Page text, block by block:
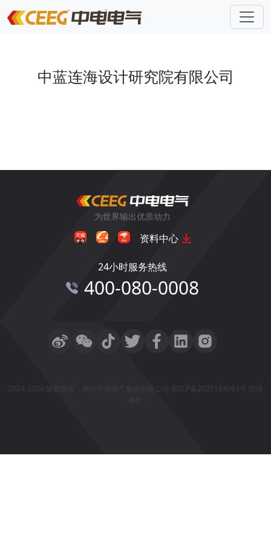
中蓝连海设计研究院有限公司
为世界输出优质动力
资料中心
24小时服务热线
400-080-0008
2004-2024 版权所有：南京中电电气集团有限公司 苏ICP备2025164063号 法律